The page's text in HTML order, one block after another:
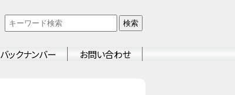
検索
バックナンバー お問い合わせ